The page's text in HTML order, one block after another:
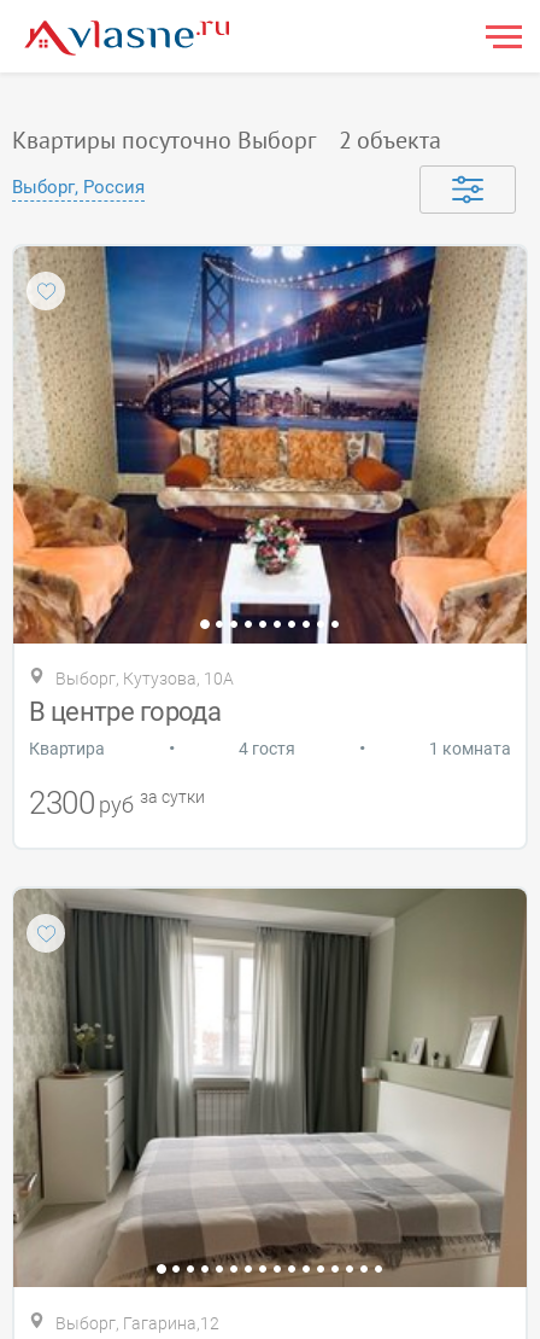
Квартиры посуточно Выборг 2 объекта
Выборг, Россия
Выборг, Кутузова, 10А
В центре города
Квартира • 4 гостя • 1 комната
2300 руб за сутки
Выборг, Гагарина,12